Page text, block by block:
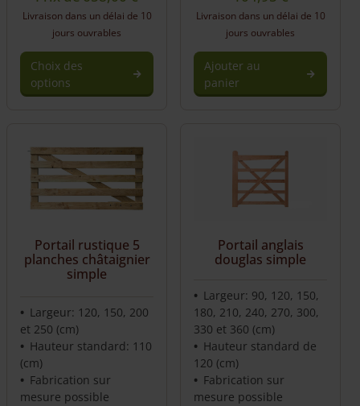
Livraison dans un délai de 10
jours ouvrables
Choix des
options
Livraison dans un délai de 10
jours ouvrables
Ajouter au
panier
Portail rustique 5
planches châtaignier
simple
Largeur: 120, 150, 200
et 250 (cm)
Hauteur standard: 110
(cm)
Fabrication sur
mesure possible
Portail anglais
douglas simple
Largeur: 90, 120, 150,
180, 210, 240, 270, 300,
330 et 360 (cm)
Hauteur standard de
120 (cm)
Fabrication sur
mesure possible